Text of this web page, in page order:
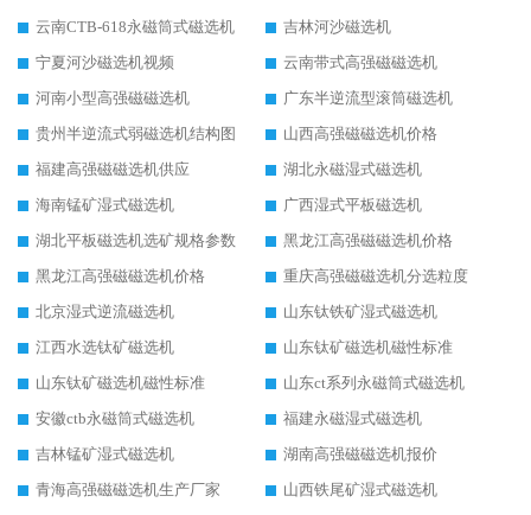
云南CTB-618永磁筒式磁选机
吉林河沙磁选机
宁夏河沙磁选机视频
云南带式高强磁磁选机
河南小型高强磁磁选机
广东半逆流型滚筒磁选机
贵州半逆流式弱磁选机结构图
山西高强磁磁选机价格
福建高强磁磁选机供应
湖北永磁湿式磁选机
海南锰矿湿式磁选机
广西湿式平板磁选机
湖北平板磁选机选矿规格参数
黑龙江高强磁磁选机价格
黑龙江高强磁磁选机价格
重庆高强磁磁选机分选粒度
北京湿式逆流磁选机
山东钛铁矿湿式磁选机
江西水选钛矿磁选机
山东钛矿磁选机磁性标准
山东钛矿磁选机磁性标准
山东ct系列永磁筒式磁选机
安徽ctb永磁筒式磁选机
福建永磁湿式磁选机
吉林锰矿湿式磁选机
湖南高强磁磁选机报价
青海高强磁磁选机生产厂家
山西铁尾矿湿式磁选机